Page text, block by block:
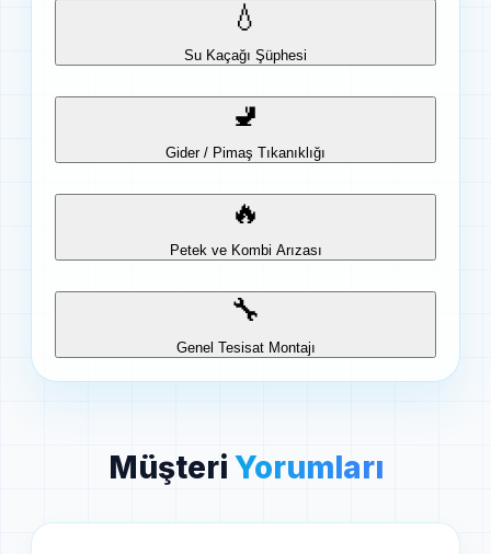
💧
Su Kaçağı Şüphesi
🚽
Gider / Pimaş Tıkanıklığı
🔥
Petek ve Kombi Arızası
🔧
Genel Tesisat Montajı
Müşteri Yorumları